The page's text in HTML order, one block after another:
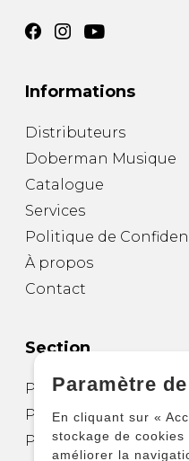
Informations
Distributeurs
Doberman Musique
Catalogue
Services
Politique de
À propos
Contact
Section
Partitions pour
Partitions pour
Partitions pour
Paramètre
En cliquant sur «
stockage de
améliorer la